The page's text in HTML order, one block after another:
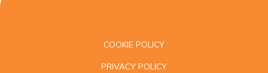
COOKIE POLICY
PRIVACY POLICY